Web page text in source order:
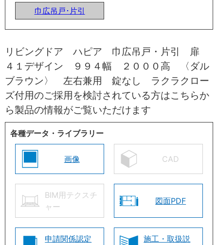
巾広吊戸･片引
リビングドア ハピア 巾広吊戸・片引 扉
４１デザイン ９９４幅 ２０００高 〈ダル
ブラウン〉 左右兼用 錠なし ラクラクロー
ズ付用のご採用を検討されている方はこちらか
ら製品の情報がご覧いただけます
各種データ・ライブラリー
画像 CAD
BIM用テクスチ
ャー
図面PDF
申請関係認定
施工・取扱説